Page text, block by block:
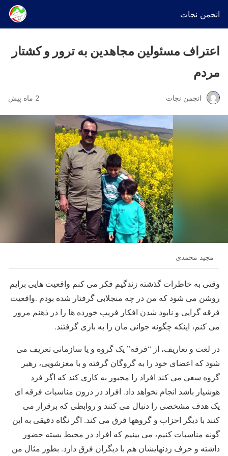
انجمن نجات
اعتراف مسئولین مجاهدین به ترور و کشتار
مردم
انجمن نجات 2 ماه پیش
مجید محمدی
وقتی به خاطرات گذشته زندگیم فکر می کنم واقعیت هایی برایم
روشن می شود که من در چه منجلابی گرفتار شده بودم .واقعیت
فرقه گرایی و نابود شدن افکار فریب خورده ها را در ذهنم مرور
می کنم، اینکه چگونه جوانی مان را به بازی گرفتند.
در لغت و تعاریف، از “فرقه” یک گروه و یا سازمانی تعریف می
شود که اعضای خود را به گروگان گرفته و با مغزشویی، رهبر
گروه سعی می کند افراد را مجبور به کاری کند که اگر فرد
هوشیار باشد انجام نخواهد داد. افراد در درون مناسبات فرقه ای
یک هدف مشخصی را دنبال می کنند و روابطی که برقرار می
کنند با دیگر احزاب و گروهها فرق می کند. اگر نگاه دقیقی به این
گونه مناسبات کنیم، می بینیم که افراد در محیط بسته حضور
داشته و حرف زدنهایشان هم با دیگران فرق دارد. بطور مثال من